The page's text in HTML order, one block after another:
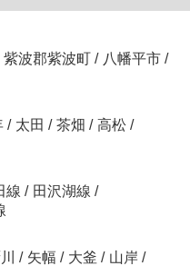
紫波郡紫波町 / 八幡平市 /
/ 太田 / 茶畑 / 高松 /
線 / 田沢湖線 /
/ 矢幅 / 大釜 / 山岸 /